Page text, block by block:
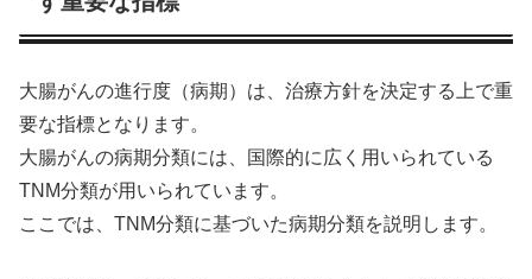
大腸がんの進行度（病期）は、治療方針を決定する上で重
要な指標となります。
大腸がんの病期分類には、国際的に広く用いられている
TNM分類が用いられています。
ここでは、TNM分類に基づいた病期分類を説明します。